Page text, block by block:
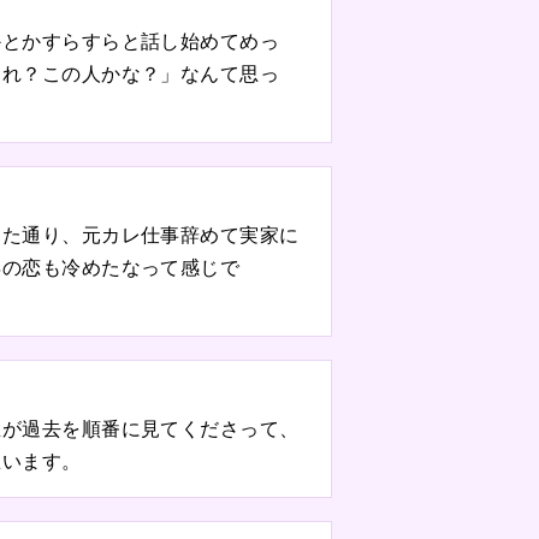
かすらすらと話し始めてめっ
？この人かな？」なんて思っ
通り、元カレ仕事辞めて実家に
恋も冷めたなって感じで
過去を順番に見てくださって、
ます。